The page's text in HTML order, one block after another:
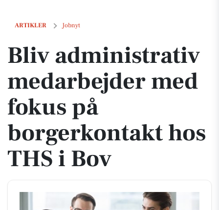
ARTIKLER Jobnyt
Bliv administrativ medarbejder med fokus på borgerkontakt hos THS
Bliv administrativ
medarbejder med
fokus på
borgerkontakt hos
THS i Bov